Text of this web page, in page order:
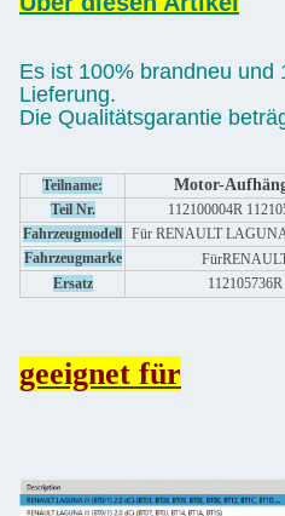
Es ist 100% brandneu und
Lieferung.
Die Qualitätsgarantie
Teilname: Motor-
Teil Nr. 112100004R
Fahrzeugmodell Für RENAULT
Fahrzeugmarke Für
Ersatz 112105736R
geeignet für